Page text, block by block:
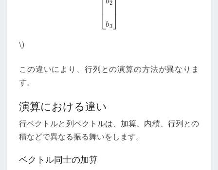
\)
この違いにより、行列との演算の方法が異なりま
す。
演算における違い
行ベクトルと列ベクトルは、加算、内積、行列との
積などで異なる振る舞いをします。
ベクトル同士の加算